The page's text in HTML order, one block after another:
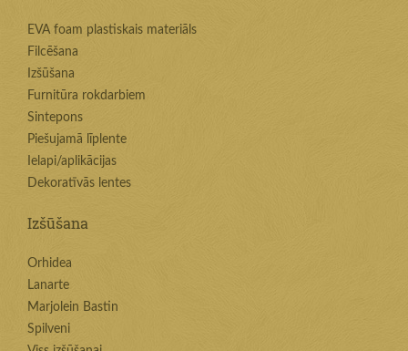
EVA foam plastiskais materiāls
Filcēšana
Izšūšana
Furnitūra rokdarbiem
Sintepons
Piešujamā līplente
Ielapi/aplikācijas
Dekoratīvās lentes
Izšūšana
Orhidea
Lanarte
Marjolein Bastin
Spilveni